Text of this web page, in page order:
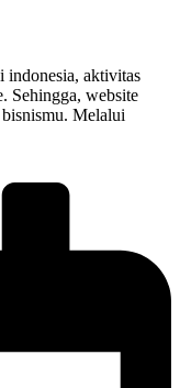
indonesia, aktivitas
Sehingga, website
Melalui